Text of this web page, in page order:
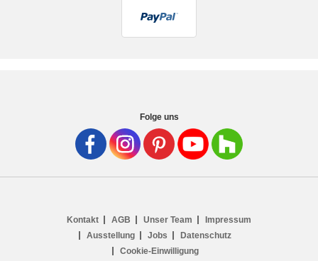
Folge uns
Kontakt AGB Unser Team
Impressum
Ausstellung
Jobs
Datenschutz
Cookie-Einwilligung